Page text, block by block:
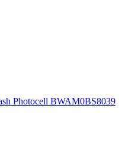
Photocell BWAM0BS8039